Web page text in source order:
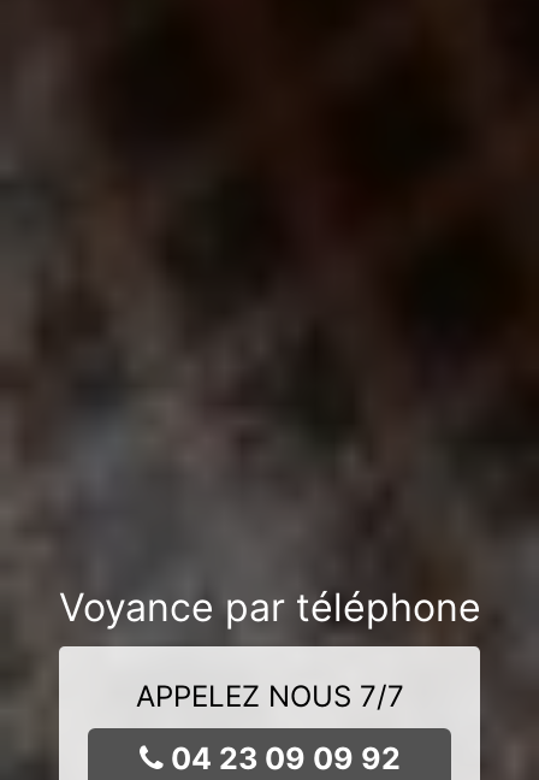
Voyance par téléphone
APPELEZ NOUS 7/7
04 23 09 09 92